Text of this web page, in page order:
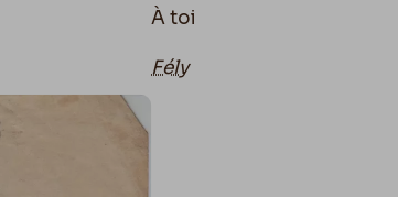
À toi
Fély